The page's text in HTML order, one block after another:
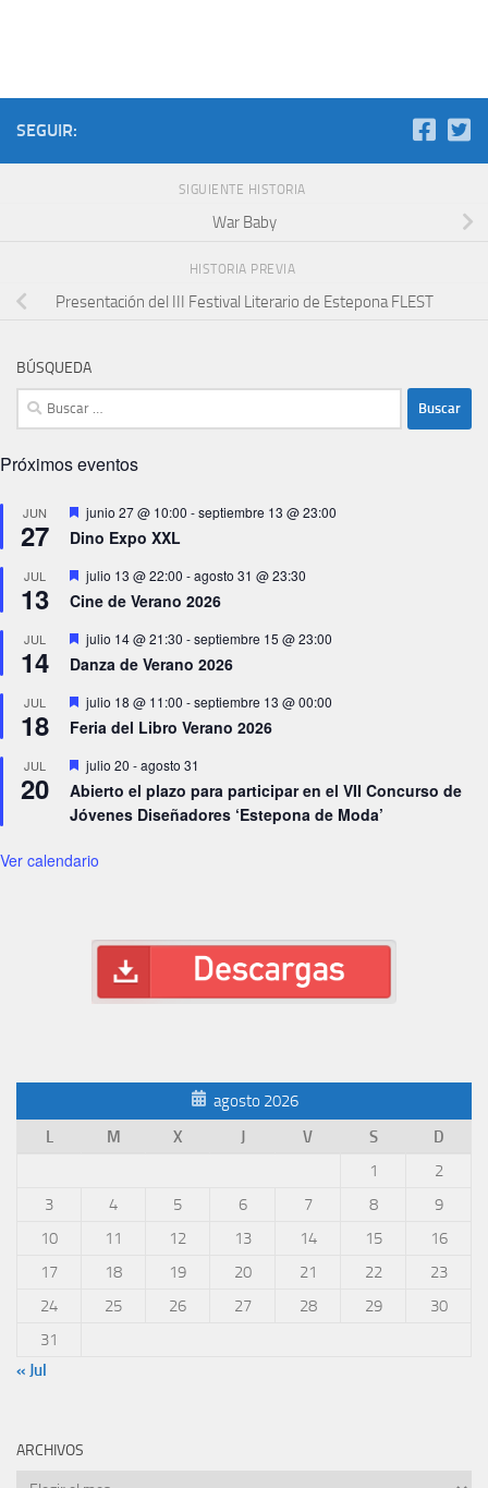
SEGUIR:
SIGUIENTE HISTORIA
War Baby
HISTORIA PREVIA
Presentación del III Festival Literario de Estepona FLEST
BÚSQUEDA
Buscar:
Próximos eventos
JUN
27
Destacado
junio 27 @ 10:00 -septiembre 13 @ 23:00
Dino Expo XXL
JUL
13
Destacado
julio 13 @ 22:00 -agosto 31 @ 23:30
Cine de Verano 2026
JUL
14
Destacado
julio 14 @ 21:30 -septiembre 15 @ 23:00
Danza de Verano 2026
JUL
18
Destacado
julio 18 @ 11:00 -septiembre 13 @ 00:00
Feria del Libro Verano 2026
JUL
20
Destacado
julio 20 -agosto 31
Abierto el plazo para participar en el VII Concurso de
Jóvenes Diseñadores ‘Estepona de Moda’
Ver calendario
agosto 2026
L
M X J V S
D
1
2
3
4 5 6 7 8
9
10
11 12 13 14 15
16
17
18 19 20 21 22
23
24
25 26 27 28 29
30
31
« Jul
ARCHIVOS
Archivos